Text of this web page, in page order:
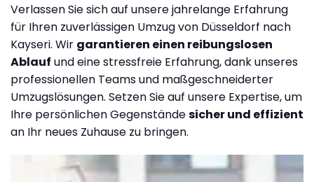
Verlassen Sie sich auf unsere jahrelange Erfahrung
für Ihren zuverlässigen Umzug von Düsseldorf nach
Kayseri. Wir garantieren einen reibungslosen
Ablauf und eine stressfreie Erfahrung, dank unseres
professionellen Teams und maßgeschneiderter
Umzugslösungen. Setzen Sie auf unsere Expertise, um
Ihre persönlichen Gegenständesicher und effizient
an Ihr neues Zuhause zu bringen.